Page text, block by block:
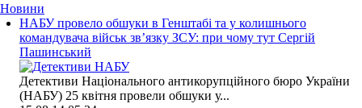
Новини
НАБУ провело обшуки в Генштабі та у колишнього
командувача військ зв’язку ЗСУ: при чому тут Сергій
Пашинський
Детективи Національного антикорупційного бюро України
(НАБУ) 25 квітня провели обшуки у...